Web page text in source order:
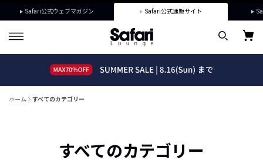
Safari公式ウェブマガジン Safari公式通販サイト
ホーム すべてのカテゴリー
すべてのカテゴリー